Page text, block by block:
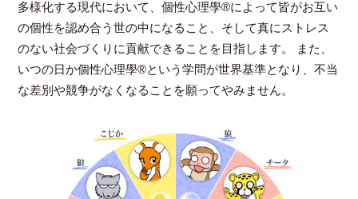
多様化する現代において、個性心理學®によって皆がお互い
の個性を認め合う世の中になること、そして真にストレス
のない社会づくりに貢献できることを目指します。 また、
いつの日か個性心理學®という学問が世界基準となり、不当
な差別や競争がなくなることを願ってやみません。